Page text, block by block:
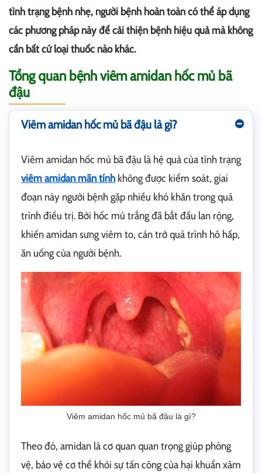
tình trạng bệnh nhẹ, người bệnh hoàn toàn có thể áp dụng
các phương pháp này để cải thiện bệnh hiệu quả mà không
cần bất cứ loại thuốc nào khác.
Tổng quan bệnh viêm amidan hốc mủ bã
đậu
Viêm amidan hốc mủ bã đậu là gì?
Viêm amidan hốc mủ bã đậu là hệ quả của tình trạng
viêm amidan mãn tính không được kiểm soát, giai
đoạn này người bệnh gặp nhiều khó khăn trong quá
trình điều trị. Bởi hốc mủ trắng đã bắt đầu lan rộng,
khiến amidan sưng viêm to, cản trở quá trình hô hấp,
ăn uống của người bệnh.
Viêm amidan hốc mủ bã đậu là gì?
Theo đó, amidan là cơ quan quan trọng giúp phòng
vệ, bảo vệ cơ thể khỏi sự tấn công của hại khuẩn xâm